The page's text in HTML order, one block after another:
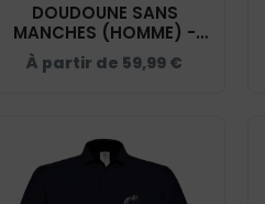
DOUDOUNE SANS
MANCHES (HOMME) -
ECURIE THIBAUT - NAVY -
K6113
À partir de 59,99 €